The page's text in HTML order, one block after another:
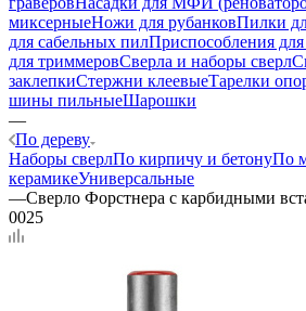
миксерныеНожи для рубанковПилки
для сабельных пилПриспособления
для триммеровСверла и наборы сверл
заклепкиСтержни клеевыеТарелки
шины пильныеШарошки
—
По дереву
Наборы сверлПо кирпичу и бетонуПо
керамикеУниверсальные
—Сверло Форстнера с карбидными
0025